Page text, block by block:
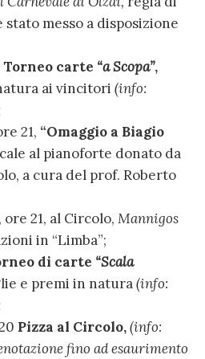
messo a disposizione
Torneo carte “a Scopa”,
ai vincitori (info:
21, “Omaggio a Biagio
al pianoforte donato da
a cura del prof. Roberto
, ore 21, al Circolo, Mannigos
in “Limba”;
di carte “Scala
e premi in natura(info:
Pizza al Circolo,(info:
fino ad esaurimento